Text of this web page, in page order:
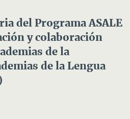
del Programa ASALE
y colaboración
de la
de la Lengua